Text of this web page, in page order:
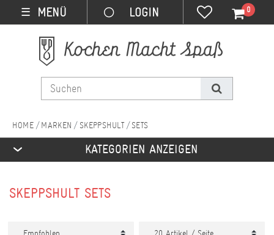
☰ MENÜ 0
MARKEN SKEPPSHULT SETS
KATEGORIEN ANZEIGEN
SKEPPSHULT SETS